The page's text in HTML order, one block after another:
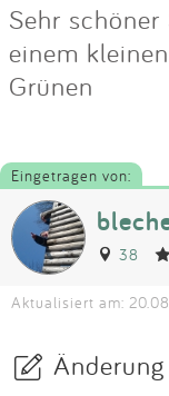
Sehr
einem
Grünen
Eingetragen von:
38
Aktualisiert am: